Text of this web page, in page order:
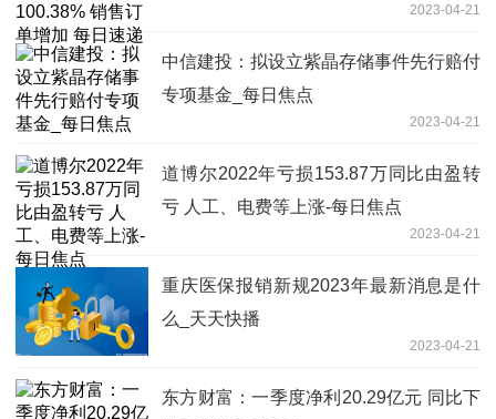
2023-04-21
中信建投：拟设立紫晶存储事件先行赔付
专项基金_每日焦点
2023-04-21
道博尔2022年亏损153.87万同比由盈转
亏 人工、电费等上涨-每日焦点
2023-04-21
重庆医保报销新规2023年最新消息是什
么_天天快播
2023-04-21
东方财富：一季度净利20.29亿元 同比下